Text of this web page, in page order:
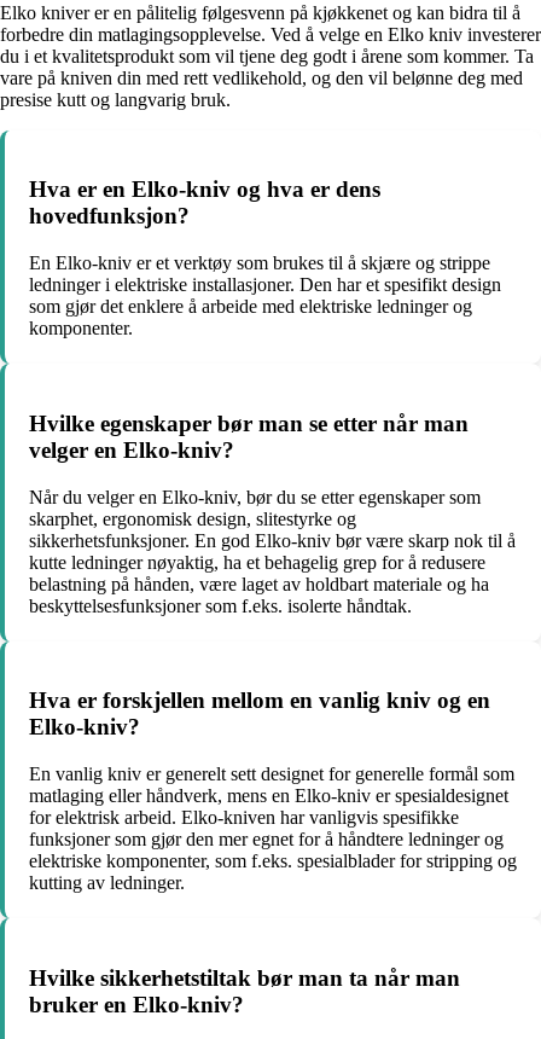
Elko kniver er en pålitelig følgesvenn på kjøkkenet og kan bidra til å
forbedre din matlagingsopplevelse. Ved å velge en Elko kniv investerer
du i et kvalitetsprodukt som vil tjene deg godt i årene som kommer. Ta
vare på kniven din med rett vedlikehold, og den vil belønne deg med
presise kutt og langvarig bruk.
Hva er en Elko-kniv og hva er dens
hovedfunksjon?
En Elko-kniv er et verktøy som brukes til å skjære og strippe
ledninger i elektriske installasjoner. Den har et spesifikt design
som gjør det enklere å arbeide med elektriske ledninger og
komponenter.
Hvilke egenskaper bør man se etter når man
velger en Elko-kniv?
Når du velger en Elko-kniv, bør du se etter egenskaper som
skarphet, ergonomisk design, slitestyrke og
sikkerhetsfunksjoner. En god Elko-kniv bør være skarp nok til å
kutte ledninger nøyaktig, ha et behagelig grep for å redusere
belastning på hånden, være laget av holdbart materiale og ha
beskyttelsesfunksjoner som f.eks. isolerte håndtak.
Hva er forskjellen mellom en vanlig kniv og en
Elko-kniv?
En vanlig kniv er generelt sett designet for generelle formål som
matlaging eller håndverk, mens en Elko-kniv er spesialdesignet
for elektrisk arbeid. Elko-kniven har vanligvis spesifikke
funksjoner som gjør den mer egnet for å håndtere ledninger og
elektriske komponenter, som f.eks. spesialblader for stripping og
kutting av ledninger.
Hvilke sikkerhetstiltak bør man ta når man
bruker en Elko-kniv?